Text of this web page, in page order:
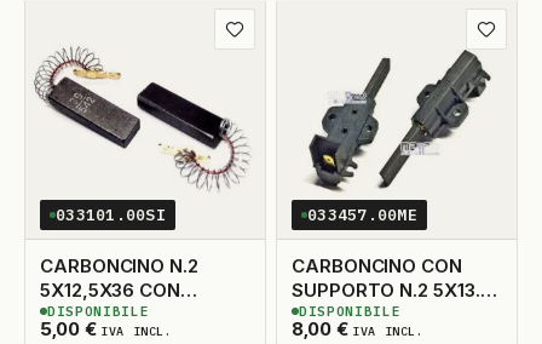
Aggiungi ai preferiti
033101.00SI
CARBONCINO N.2
5X12,5X36 CON
MOLLA
5,00 € IVA INCL.
14 DISPONIBILI
DISPONIBILE
033457.00ME
CARBONCINO CON
SUPPORTO N.2 5X13.5
TAGLIO A DESTRA
8,00 € IVA INCL.
5DISPONIBILI
DISPONIBILE